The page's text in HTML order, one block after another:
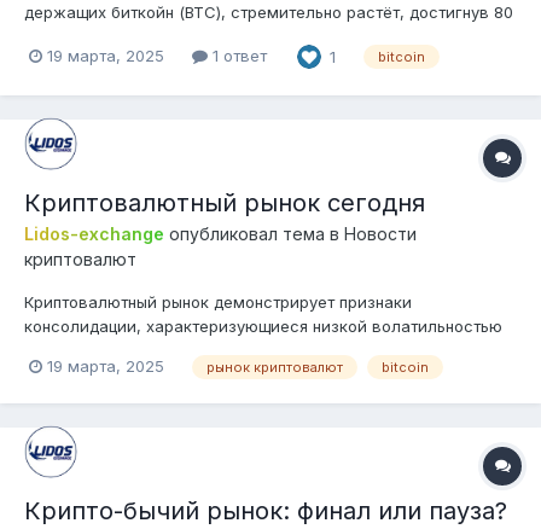
держащих биткойн (BTC), стремительно растёт, достигнув 80
2023 года, когда биткойн в своих активах имели 33
19 марта, 2025 1 ответ 1 bitcoin
Криптовалютный рынок сегодня
Lidos-exchange опубликовал тема в Новости
криптовалют
Криптовалютный рынок демонстрирует признаки
консолидации, характеризующиеся низкой волатильностью
(BTC). Общий объем рынка криптовалют, хотя и увеличился
долларов, по-прежнему сталкивается с...
19 марта, 2025 рынок криптовалют bitcoin
Крипто-бычий рынок: финал или пауза?